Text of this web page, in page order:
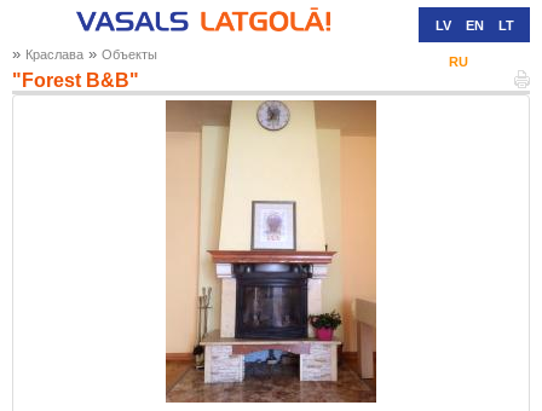
LV EN LT
RU
» Краслава » Oбъекты
"Forest B&B"